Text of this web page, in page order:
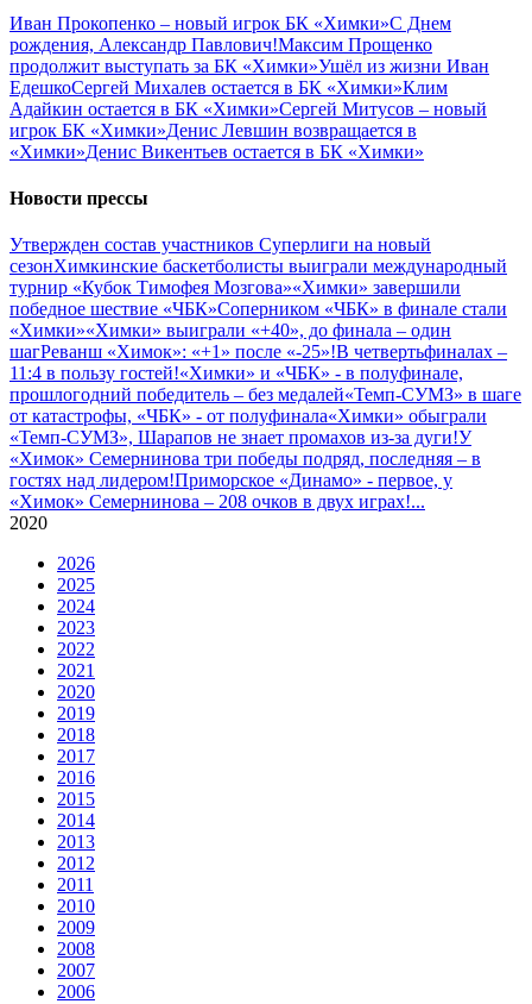
Иван Прокопенко – новый игрок БК «Химки»С Днем
рождения, Александр Павлович!Максим Прощенко
продолжит выступать за БК «Химки»Ушёл из жизни Иван
ЕдешкоСергей Михалев остается в БК «Химки»Клим
Адайкин остается в БК «Химки»Сергей Митусов – новый
игрок БК «Химки»Денис Левшин возвращается в
«Химки»Денис Викентьев остается в БК «Химки»
Новости прессы
Утвержден состав участников Cуперлиги на новый
сезонХимкинские баскетболисты выиграли международный
турнир «Кубок Тимофея Мозгова»«Химки» завершили
победное шествие «ЧБК»Соперником «ЧБК» в финале стали
«Химки»«Химки» выиграли «+40», до финала – один
шагРеванш «Химок»: «+1» после «-25»!В четвертьфиналах –
11:4 в пользу гостей!«Химки» и «ЧБК» - в полуфинале,
прошлогодний победитель – без медалей«Темп-СУМЗ» в шаге
от катастрофы, «ЧБК» - от полуфинала«Химки» обыграли
«Темп-СУМЗ», Шарапов не знает промахов из-за дуги!У
«Химок» Семернинова три победы подряд, последняя – в
гостях над лидером!Приморское «Динамо» - первое, у
«Химок» Семернинова – 208 очков в двух играх!...
2020
2026
2025
2024
2023
2022
2021
2020
2019
2018
2017
2016
2015
2014
2013
2012
2011
2010
2009
2008
2007
2006